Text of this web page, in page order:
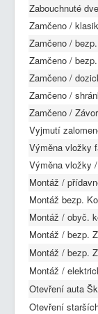
Zabouchnuté
Zamčeno / klasik
Zamčeno /
Zamčeno /
Zamčeno /
Zamčeno /
Zamčeno /
Vyjmutí
Výměna vložky
Výměna vložky
Montáž /
Montáž bezp.
Montáž / obyč.
Montáž / bezp.
Montáž / bezp.
Montáž /
Otevření auta
Otevření